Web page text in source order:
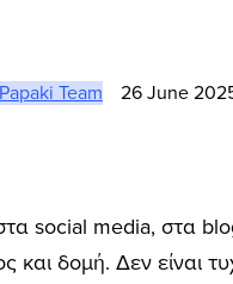
Papaki Team 26 June
social media, στα
και δομή. Δεν είναι